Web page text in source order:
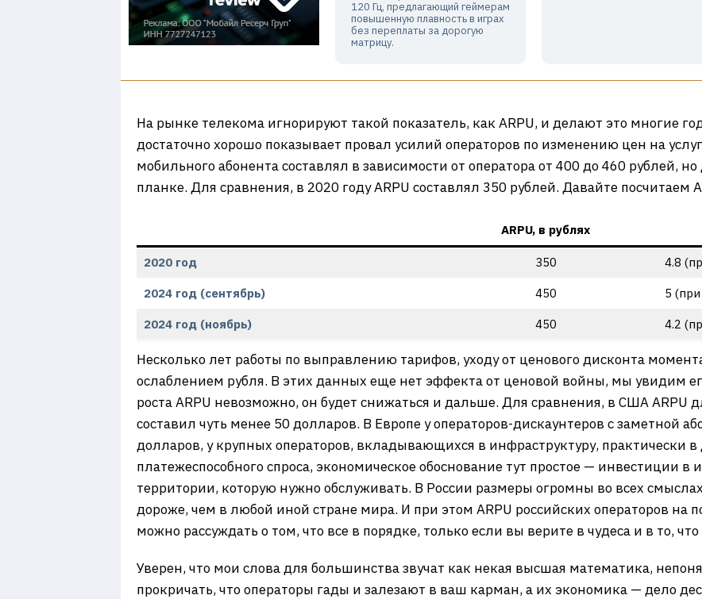
120 Гц, предлагающий геймерам
повышенную плавность в играх
без переплаты за дорогую
матрицу.
На рынке телекома игнорируют такой показатель, как ARPU, и делают это многие
достаточно хорошо показывает провал усилий операторов по изменению цен на
мобильного абонента составлял в зависимости от оператора от 400 до 460 рублей,
планке. Для сравнения, в 2020 году ARPU составлял 350 рублей. Давайте посчитаем
ARPU, в рублях
2020 год 350 4.8
2024 год (сентябрь) 450 5
2024 год (ноябрь) 450 4.2
Несколько лет работы по выправлению тарифов, уходу от ценового дисконта
ослаблением рубля. В этих данных еще нет эффекта от ценовой войны, мы увидим
роста ARPU невозможно, он будет снижаться и дальше. Для сравнения, в США ARPU
составил чуть менее 50 долларов. В Европе у операторов-дискаунтеров с заметной
долларов, у крупных операторов, вкладывающихся в инфраструктуру, практически
платежеспособного спроса, экономическое обоснование тут простое — инвестиции в
территории, которую нужно обслуживать. В России размеры огромны во всех
дороже, чем в любой иной стране мира. И при этом ARPU российских операторов на
можно рассуждать о том, что все в порядке, только если вы верите в чудеса и в то, что
Уверен, что мои слова для большинства звучат как некая высшая математика,
прокричать, что операторы гады и залезают в ваш карман, а их экономика — дело